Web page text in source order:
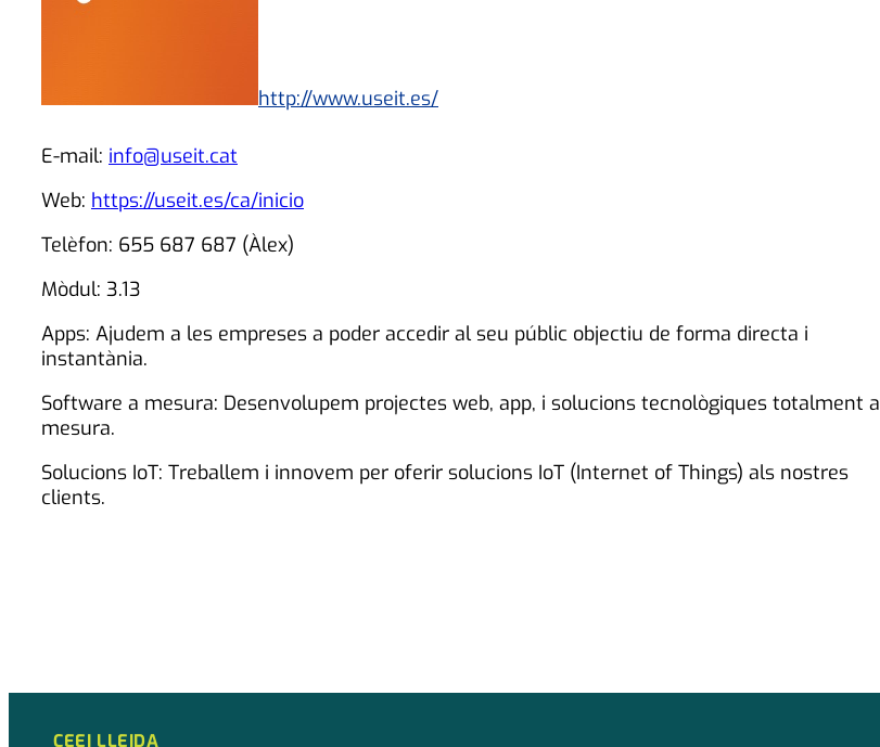
http://www.useit.es/
E-mail: info@useit.cat
Web: https://useit.es/ca/inicio
Telèfon: 655 687 687 (Àlex)
Mòdul: 3.13
Apps: Ajudem a les empreses a poder accedir al seu públic objectiu de forma directa i
instantània.
Software a mesura: Desenvolupem projectes web, app, i solucions tecnològiques totalment a
mesura.
Solucions IoT: Treballem i innovem per oferir solucions IoT (Internet of Things) als nostres
clients.
CEEI LLEIDA